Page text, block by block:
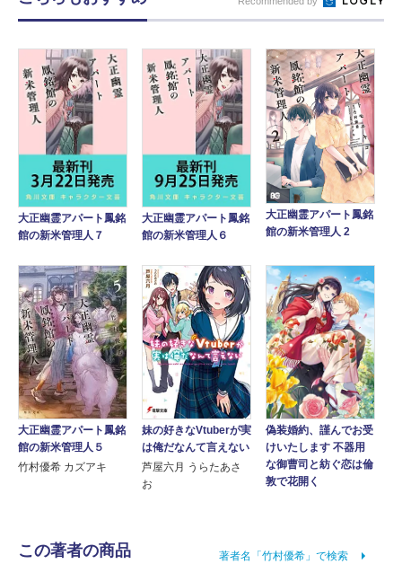
大正幽霊アパート鳳銘
館の新米管理人７
大正幽霊アパート鳳銘
館の新米管理人６
大正幽霊アパート鳳銘
館の新米管理人 2
大正幽霊アパート鳳銘
館の新米管理人５
竹村優希 カズアキ
妹の好きなVtuberが実
は俺だなんて言えない
芦屋六月 うらたあさ
お
偽装婚約、謹んでお受
けいたします 不器用
な御曹司と紡ぐ恋は倫
敦で花開く
この著者の商品 著者名「竹村優希」で検索